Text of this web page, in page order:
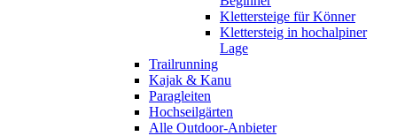
Klettersteige für Könner
Klettersteig in hochalpiner
Lage
Trailrunning
Kajak & Kanu
Paragleiten
Hochseilgärten
Alle Outdoor-Anbieter